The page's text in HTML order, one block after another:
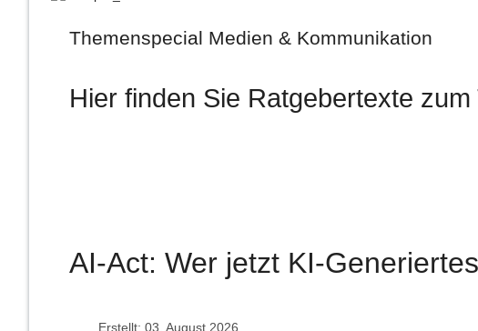
Themenspecial Medien & Kommunikation
Hier finden Sie Ratgebertexte
AI-Act: Wer jetzt KI-
Erstellt: 03. August 2026